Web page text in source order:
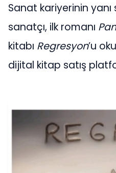
Sanat kariyerinin yanı
sanatçı, ilk romanı
kitabı Regresyon’u
dijital kitap satış